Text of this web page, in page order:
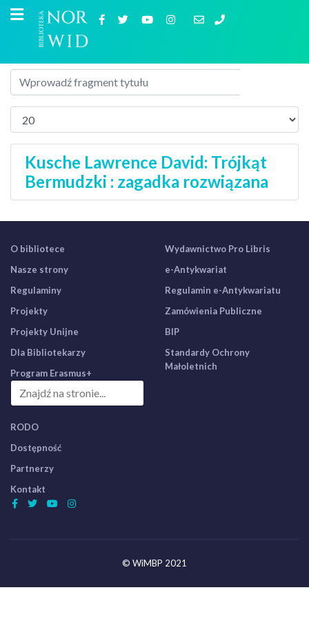
Kusche Lawrence David: Trójkąt
Bermudzki : zagadka rozwiązana
O bibliotece
Nasze strony
Regulaminy
Projekty
Projekty Unijne
Dla Bibliotekarzy
Program Erasmus+
Wydawnictwo Pro Libris
e-Antykwariat
Regulamin e-Antykwariatu
Zamówienia Publiczne
BIP
Standardy Ochrony
Małoletnich
RODO
Dostępność
Partnerzy
Kontakt
© WiMBP 2021